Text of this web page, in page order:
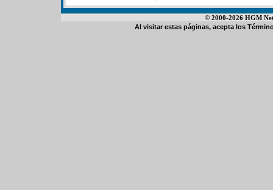
© 2000-2026 HGM
Al visitar estas páginas, acepta los